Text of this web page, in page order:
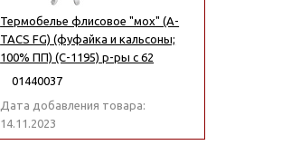
Термобелье флисовое "мох" (A-
TACS FG) (фуфайка и кальсоны;
100% ПП) (С-1195) р-ры с 62
01440037
Дата добавления товара:
14.11.2023